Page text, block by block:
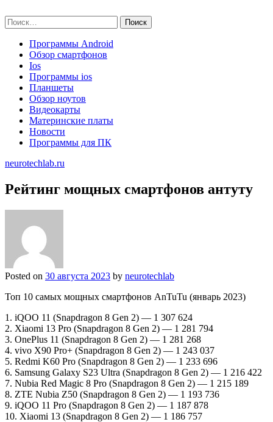
to
content
Найти:
Программы Android
Обзор смартфонов
Ios
Программы ios
Планшеты
Обзор ноутов
Видеокарты
Материнские платы
Новости
Программы для ПК
neurotechlab.ru
Рейтинг мощных смартфонов антуту
Posted on 30 августа 2023 by neurotechlab
Топ 10 самых мощных смартфонов AnTuTu (январь 2023)
1. iQOO 11 (Snapdragon 8 Gen 2) — 1 307 624
2. Xiaomi 13 Pro (Snapdragon 8 Gen 2) — 1 281 794
3. OnePlus 11 (Snapdragon 8 Gen 2) — 1 281 268
4. vivo X90 Pro+ (Snapdragon 8 Gen 2) — 1 243 037
5. Redmi K60 Pro (Snapdragon 8 Gen 2) — 1 233 696
6. Samsung Galaxy S23 Ultra (Snapdragon 8 Gen 2) — 1 216 422
7. Nubia Red Magic 8 Pro (Snapdragon 8 Gen 2) — 1 215 189
8. ZTE Nubia Z50 (Snapdragon 8 Gen 2) — 1 193 736
9. iQOO 11 Pro (Snapdragon 8 Gen 2) — 1 187 878
10. Xiaomi 13 (Snapdragon 8 Gen 2) — 1 186 757